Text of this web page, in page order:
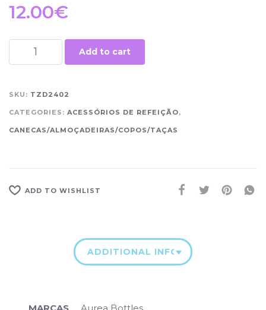
12.00€
Add to cart
SKU: TZD2402
CATEGORIES: ACESSÓRIOS DE REFEIÇÃO,
CANECAS/ALMOÇADEIRAS/COPOS/TAÇAS
ADD TO WISHLIST
ADDITIONAL INFORMATION